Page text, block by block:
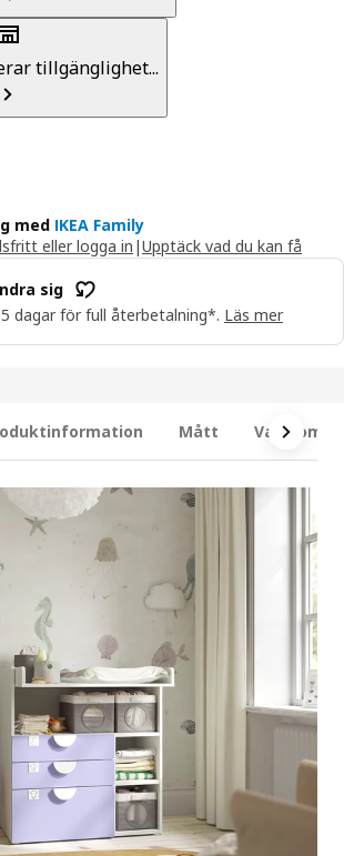
tillgänglighet...
med IKEA Family
eller logga in |Upptäck vad du kan få
sig
dagar för full återbetalning*. Läs mer
Mått Vad som